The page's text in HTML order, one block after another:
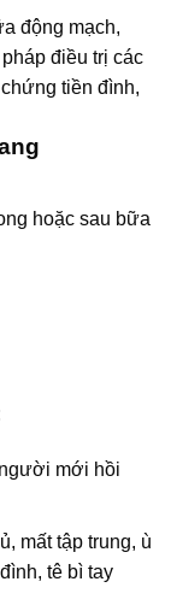
động mạch,
điều trị các
tiền đình,
hoặc sau bữa
mới hồi
mất tập trung, ù
tê bì tay